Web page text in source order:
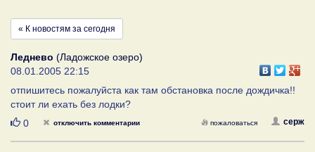
« К новостям за сегодня
Леднево (Ладожское озеро)
08.01.2005 22:15
отпишитесь пожалуйста как там обстановка после дождичка!!
стоит ли ехать без лодки?
Нравится
0 отключить комментарии серж
пожаловаться